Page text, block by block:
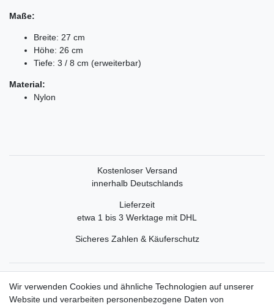
Maße:
Breite: 27 cm
Höhe: 26 cm
Tiefe: 3 / 8 cm (erweiterbar)
Material:
Nylon
Kostenloser Versand
innerhalb Deutschlands
Lieferzeit
etwa 1 bis 3 Werktage mit DHL
Sicheres Zahlen & Käuferschutz
Wir verwenden Cookies und ähnliche Technologien auf unserer
Website und verarbeiten personenbezogene Daten von